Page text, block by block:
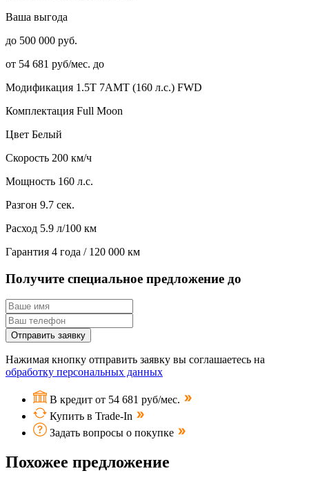
Ваша выгода
до 500 000 руб.
от 54 681 руб/мес. до
Модификация 1.5T 7AMT (160 л.с.) FWD
Комплектация Full Moon
Цвет Белый
Скорость 200 км/ч
Мощность 160 л.с.
Разгон 9.7 сек.
Расход 5.9 л/100 км
Гарантия 4 года / 120 000 км
Получите специальное предложение до
Отправить заявку
Нажимая кнопку отправить заявку вы соглашаетесь на
обработку персональных данных
В кредит от 54 681 руб/мес.
Купить в Trade-In
Задать вопросы о покупке
Похожее предложение